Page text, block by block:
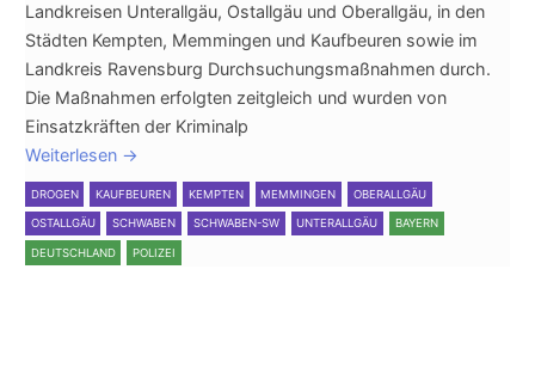
Landkreisen Unterallgäu, Ostallgäu und Oberallgäu, in den
Städten Kempten, Memmingen und Kaufbeuren sowie im
Landkreis Ravensburg Durchsuchungsmaßnahmen durch.
Die Maßnahmen erfolgten zeitgleich und wurden von
Einsatzkräften der Kriminalp
Weiterlesen →
DROGEN KAUFBEUREN KEMPTEN MEMMINGEN OBERALLGÄU
OSTALLGÄU SCHWABEN SCHWABEN-SW UNTERALLGÄU BAYERN
DEUTSCHLAND POLIZEI